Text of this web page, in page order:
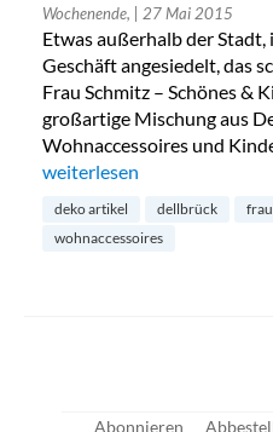
Wochenende, | 27 Mai 2015
Etwas außerhalb der
Geschäft angesiedelt, das
Frau Schmitz – Schönes &
großartige Mischung aus
Wohnaccessoires und
„Frau Schmitz –
weiterlesen
deko artikel dellbrück
wohnaccessoires
Abonnieren